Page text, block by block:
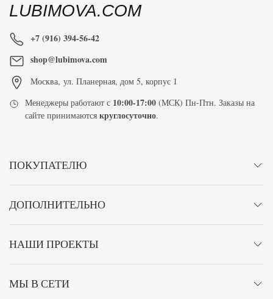
LUBIMOVA.COM
+7 (916) 394-56-42
shop@lubimova.com
Москва, ул. Планерная, дом 5, корпус 1
Менеджеры работают с 10:00-17:00 (МСК) Пн-Птн. Заказы на
сайте принимаютсякруглосуточно.
ПОКУПАТЕЛЮ
ДОПОЛНИТЕЛЬНО
НАШИ ПРОЕКТЫ
МЫ В СЕТИ